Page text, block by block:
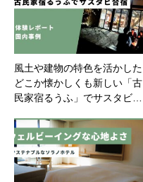
風土や建物の特色を活かした
どこか懐かしくも新しい「古
民家宿るうふ」でサスタビ…